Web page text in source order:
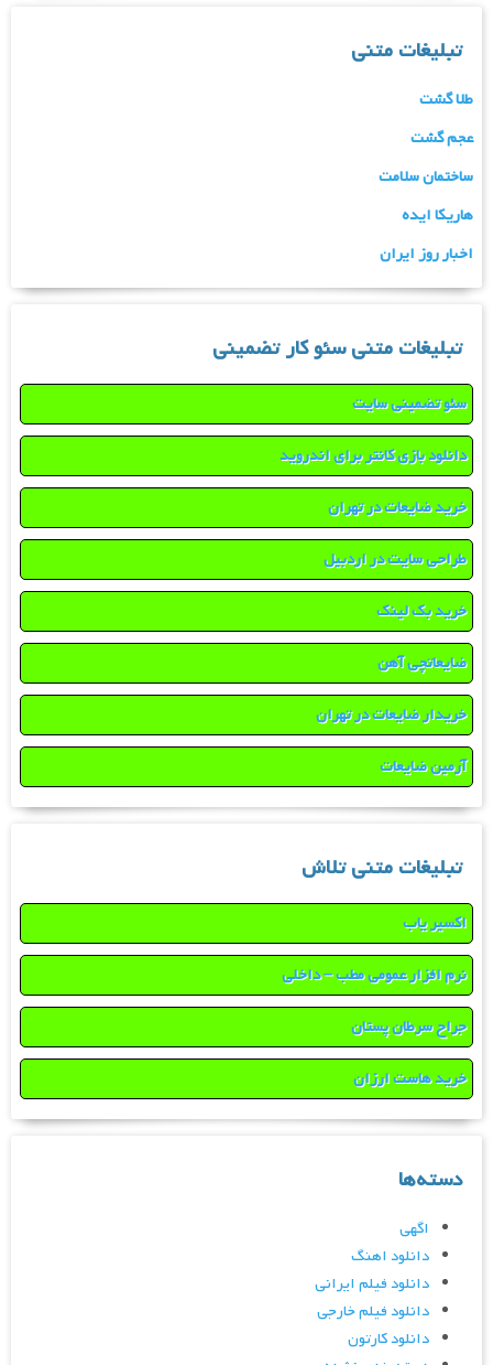
تبلیغات متنی
طلا گشت
عجم گشت
ساختمان سلامت
هاریکا ایده
اخبار روز ایران
تبلیغات متنی سئو کار تضمینی
سئو تضمینی سایت
دانلود بازی کانتر برای اندروید
خرید ضایعات در تهران
طراحی سایت در اردبیل
خرید بک لینک
ضایعاتچی آهن
خریدار ضایعات در تهران
آرمین ضایعات
تبلیغات متنی تلاش
اکسیر یاب
نرم افزار عمومی مطب – داخلی
جراح سرطان پستان
خرید هاست ارزان
دسته‌ها
اگهی
دانلود اهنگ
دانلود فیلم ایرانی
دانلود فیلم خارجی
دانلود کارتون